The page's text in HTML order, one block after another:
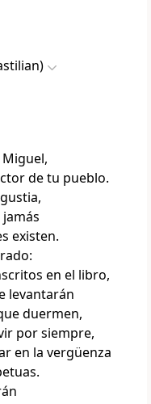
Miguel,
de tu pueblo.
existen.
en el libro,
levantarán
duermen,
por siempre,
en la vergüenza